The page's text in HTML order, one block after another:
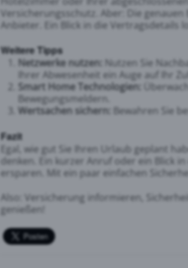
Versicherungsschutz. Aber: Die
Anbieter. Ein Blick in die Vertragsdetails
Weitere Tipps
Netzwerke nutzen: Nutzen Sie
Ihrer Abwesenheit ein Auge auf Ihr
Smart Home Technologien:
Bewegungsmeldern.
Wertsachen sichern:
Bewahren Sie
Fazit
Egal, wie gut Sie Ihren Urlaub geplant
denken. Ein kurzer Anruf oder ein Blick
ersparen. Mit ein paar einfachen
Also: Versicherung informieren,
genießen!